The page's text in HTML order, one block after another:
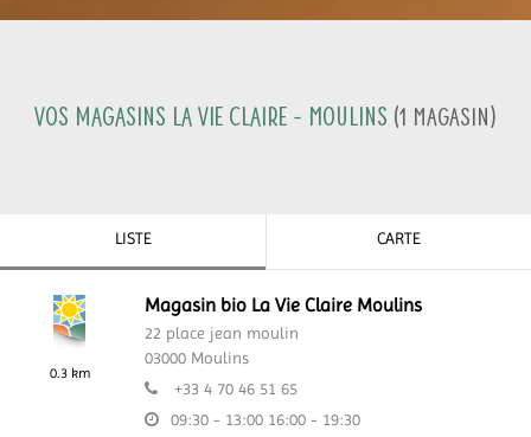
Vos magasins La Vie Claire - Moulins (1 Magasin)
LISTE CARTE
0.3 km
Magasin bio La Vie Claire Moulins
22 place jean moulin
03000 Moulins
+33 4 70 46 51 65
09:30 - 13:00 16:00 - 19:30